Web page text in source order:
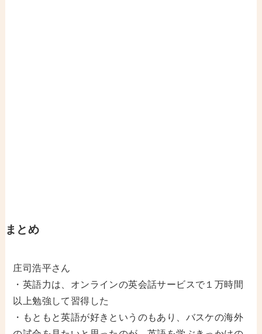
まとめ
庄司浩平さん
・英語力は、オンラインの英会話サービスで１万時間
以上勉強して習得した
・もともと英語が好きというのもあり、バスケの海外